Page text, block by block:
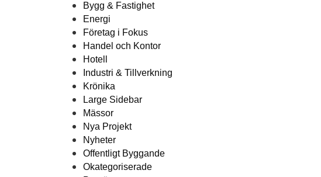
Bygg & Fastighet
Energi
Företag i Fokus
Handel och Kontor
Hotell
Industri & Tillverkning
Krönika
Large Sidebar
Mässor
Nya Projekt
Nyheter
Offentligt Byggande
Okategoriserade